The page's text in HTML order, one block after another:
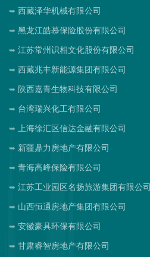
西藏泽华机械有限公司
黑龙江皓慕保险股份有限公司
江苏常州识相文化股份有限公司
西藏兆丰新能源集团有限公司
陕西嘉青生物科技有限公司
台湾瑞兴化工有限公司
上海徐汇区信达金融有限公司
新疆鼎力房地产有限公司
青海高峰保险有限公司
江苏工业园区名扬旅游集团有限公司
山西恒通房地产集团有限公司
安徽豪具环保有限公司
甘肃睿智房地产有限公司